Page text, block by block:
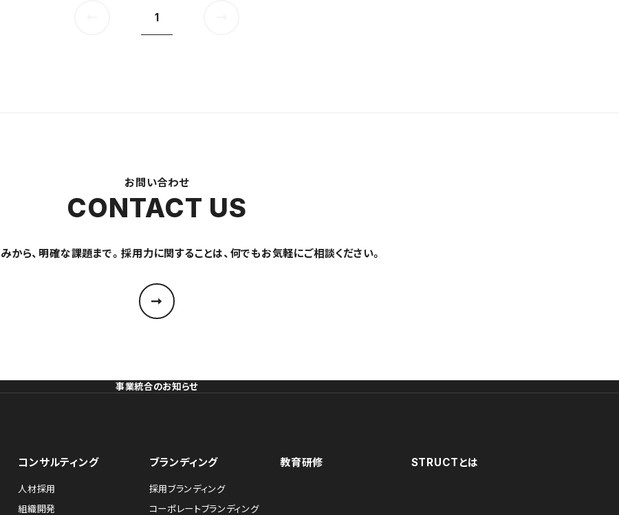
1
お問い合わせ
CONTACT US
から、明確な課題まで。採用力に関することは、何でもお気軽にご相談ください。
事業統合のお知らせ
コンサルティング
人材採用
組織開発
ブランディング
採用ブランディング
コーポレートブランディング
教育研修 STRUCTとは